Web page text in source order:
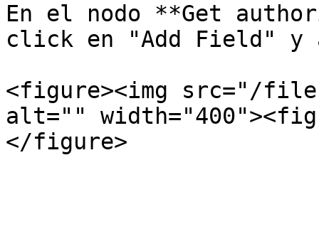
En el nodo **Get
click en "Add Field"
<figure><img src="/files/
alt=""